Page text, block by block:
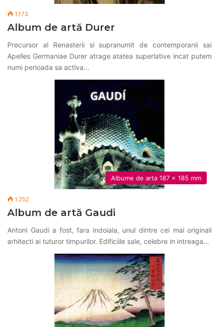
1.173
Album de artă Durer
Precursor al Renasterii si supranumit de contemporanii sai
Apelles Germaniae Durer atrage atatea superlative incat putem
numi perioada sa activa…
Albume de arta 187 x 185 mm
1.252
Album de artă Gaudi
Antoni Gaudi a fost, fara indoiala, unul dintre cei mai originali
arhitecti ai tuturor timpurilor. Edificiile sale, celebre in intreaga…